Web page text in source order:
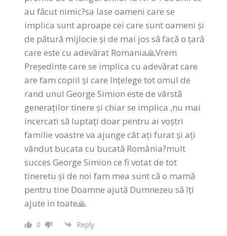
au făcut nimic?sa lase oameni care se
implica sunt aproape cei care sunt oameni și
de pătură mijlocie și de mai jos să facă o țară
care este cu adevărat Romania🙏Vrem
Președinte care se implica cu adevărat care
are fam copiil și care înțelege tot omul de
rand unul George Simion este de vârstă
generaților tinere și chiar se implica ,nu mai
incercati să luptați doar pentru ai voștri
familie voastre va ajunge cât ați furat și ați
vândut bucata cu bucată România?mult
succes George Simion ce fi votat de tot
tineretu și de noi fam mea sunt că o mamă
pentru tine Doamne ajută Dumnezeu să îți
ajute in toate🙏
0 Reply